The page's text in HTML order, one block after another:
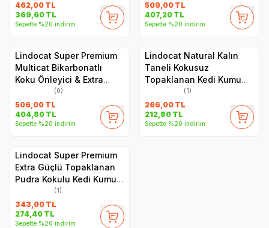
462,00 TL
369,60 TL
Sepette %20 indirim
509,00 TL
407,20 TL
Sepette %20 indirim
Lindocat Super Premium
Multicat Bikarbonatlı
Koku Önleyici & Extra
Güçlü Topaklanan Kedi
Kumu 10L
(0)
506,00 TL
404,80 TL
Sepette %20 indirim
Lindocat Natural Kalın
Taneli Kokusuz
Topaklanan Kedi Kumu
(1)
266,00 TL
212,80 TL
Sepette %20 indirim
Lindocat Super Premium
Extra Güçlü Topaklanan
Pudra Kokulu Kedi Kumu
(1)
343,00 TL
274,40 TL
Sepette %20 indirim